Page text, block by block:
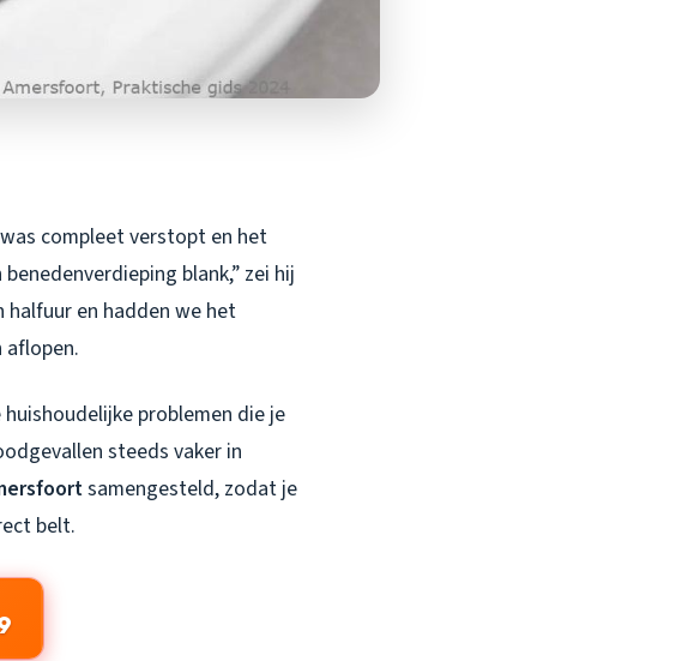
compleet verstopt en het
blank,” zei hij
halfuur en hadden we het
aflopen.
problemen die je
steeds vaker in
samengesteld, zodat je
belt.